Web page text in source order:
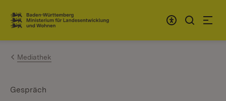
Zum Inhalt springen
Link zur Startseite
Mediathek
Gespräch